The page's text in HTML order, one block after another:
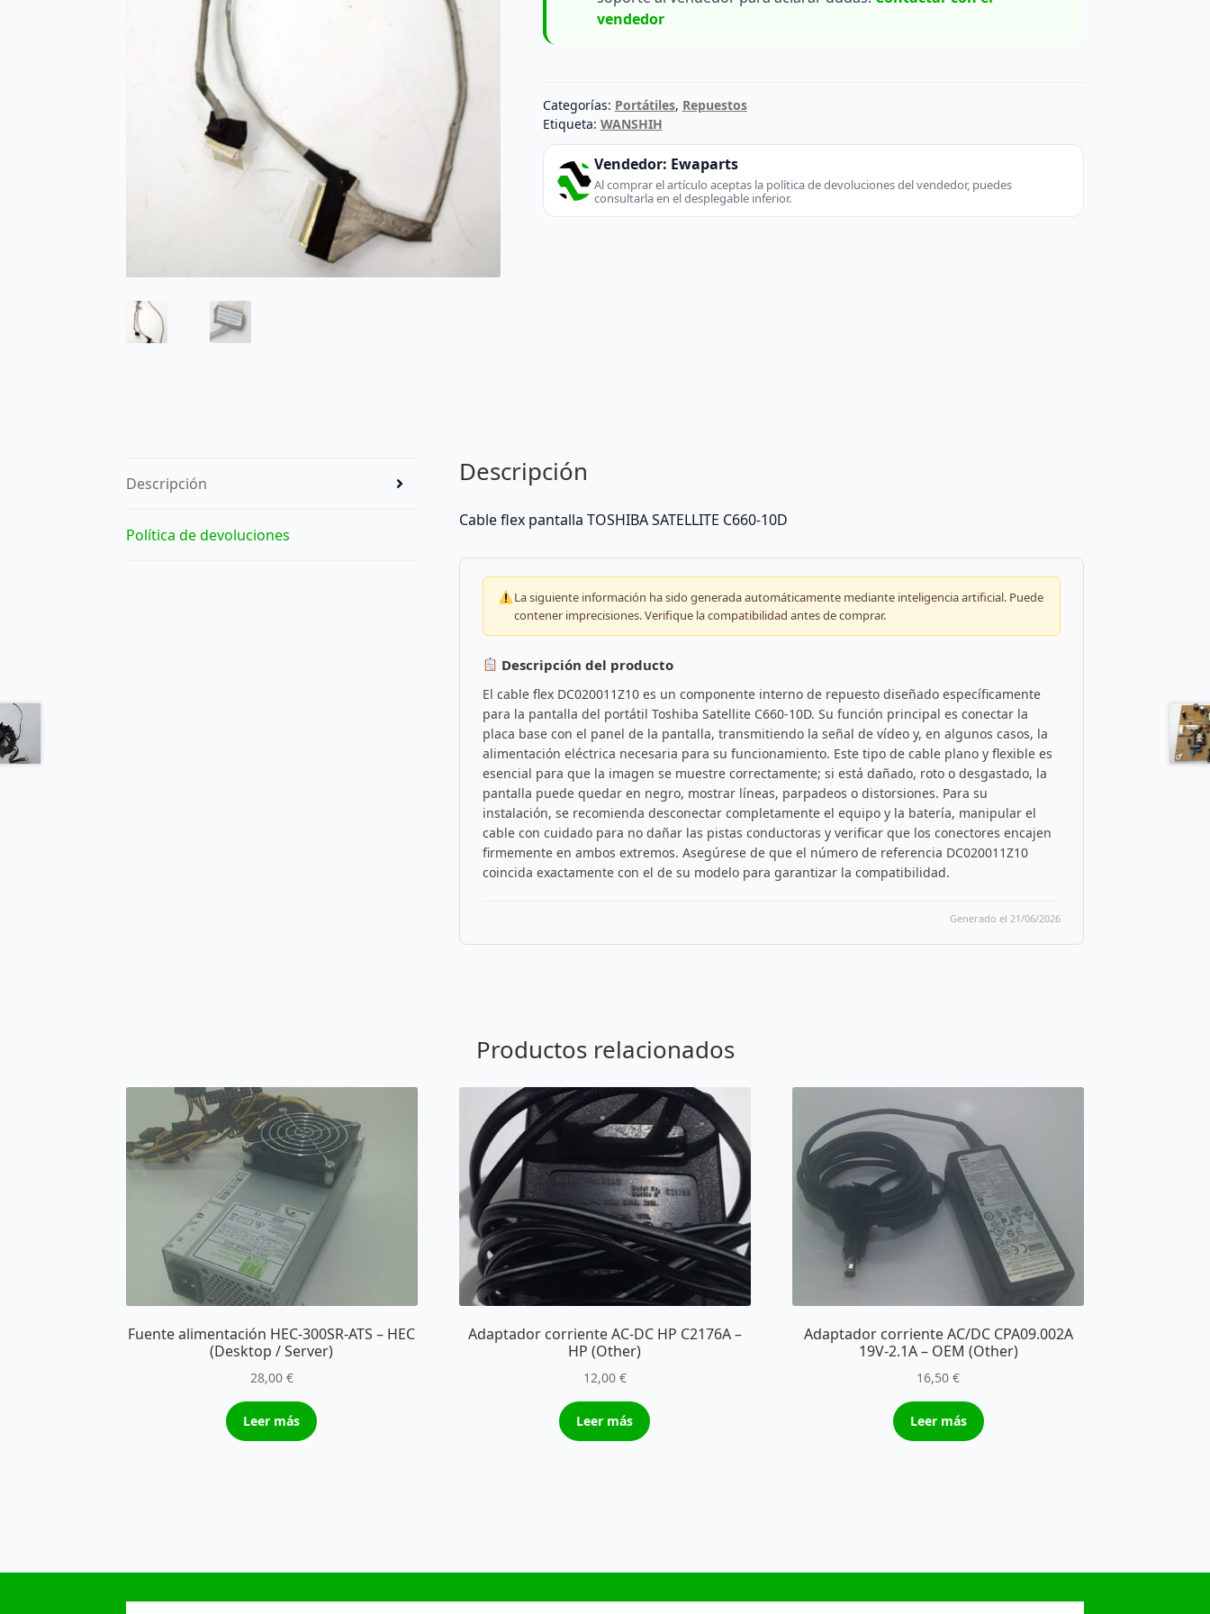
vendedor
Categorías: Portátiles, Repuestos
Etiqueta: WANSHIH
Vendedor: Ewaparts
Al comprar el artículo aceptas la política de devoluciones del vendedor, puedes
consultarla en el desplegable inferior.
Descripción
Política de devoluciones
Descripción
Cable flex pantalla TOSHIBA SATELLITE C660-10D
La siguiente información ha sido generada automáticamente mediante inteligencia artificial. Puede
contener imprecisiones. Verifique la compatibilidad antes de comprar.
Descripción del producto
El cable flex DC020011Z10 es un componente interno de repuesto diseñado específicamente
para la pantalla del portátil Toshiba Satellite C660-10D. Su función principal es conectar la
placa base con el panel de la pantalla, transmitiendo la señal de vídeo y, en algunos casos, la
alimentación eléctrica necesaria para su funcionamiento. Este tipo de cable plano y flexible es
esencial para que la imagen se muestre correctamente; si está dañado, roto o desgastado, la
pantalla puede quedar en negro, mostrar líneas, parpadeos o distorsiones. Para su
instalación, se recomienda desconectar completamente el equipo y la batería, manipular el
cable con cuidado para no dañar las pistas conductoras y verificar que los conectores encajen
firmemente en ambos extremos. Asegúrese de que el número de referencia DC020011Z10
coincida exactamente con el de su modelo para garantizar la compatibilidad.
Generado el 21/06/2026
Productos relacionados
Fuente alimentación HEC-300SR-ATS – HEC
(Desktop / Server)
28,00 €
Leer más
Adaptador corriente AC-DC HP C2176A –
HP (Other)
12,00 €
Leer más
Adaptador corriente AC/DC CPA09.002A
19V-2.1A – OEM (Other)
16,50€
Leer más